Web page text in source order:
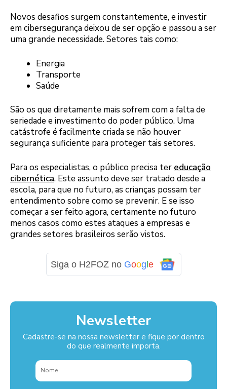
Novos desafios surgem constantemente, e investir
em cibersegurança deixou de ser opção e passou a ser
uma grande necessidade. Setores tais como:
Energia
Transporte
Saúde
São os que diretamente mais sofrem com a falta de
seriedade e investimento do poder público. Uma
catástrofe é facilmente criada se não houver
segurança suficiente para proteger tais setores.
Para os especialistas, o público precisa ter educação
cibernética. Este assunto deve ser tratado desde a
escola, para que no futuro, as crianças possam ter
entendimento sobre como se prevenir. E se isso
começar a ser feito agora, certamente no futuro
menos casos como estes ataques a empresas e
grandes setores brasileiros serão vistos.
Siga o H2FOZ no Goog e
Newsletter
Cadastre-se na nossa newsletter e fique por dentro
do que realmente importa.